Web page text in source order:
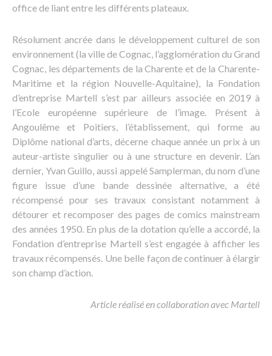
office de liant entre les différents plateaux.
Résolument ancrée dans le développement culturel de son
environnement (la ville de Cognac, l’agglomération du Grand
Cognac, les départements de la Charente et de la Charente-
Maritime et la région Nouvelle-Aquitaine), la Fondation
d’entreprise Martell s’est par ailleurs associée en 2019 à
l’Ecole européenne supérieure de l’image. Présent à
Angoulême et Poitiers, l’établissement, qui forme au
Diplôme national d’arts, décerne chaque année un prix à un
auteur-artiste singulier ou à une structure en devenir. L’an
dernier, Yvan Guillo, aussi appelé Samplerman, du nom d’une
figure issue d’une bande dessinée alternative, a été
récompensé pour ses travaux consistant notamment à
détourer et recomposer des pages de comics mainstream
des années 1950. En plus de la dotation qu’elle a accordé, la
Fondation d’entreprise Martell s’est engagée à afficher les
travaux récompensés. Une belle façon de continuer à élargir
son champ d’action.
Article réalisé en collaboration avec Martell